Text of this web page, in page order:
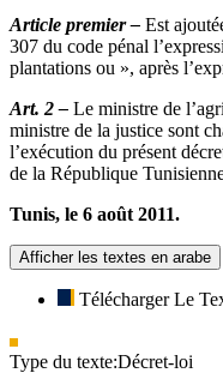
Article premier – Est
307 du code pénal
plantations ou », après
Art. 2 – Le ministre de
ministre de la justice sont
l’exécution du présent
de la République
Tunis, le 6 août 2011.
Afficher les textes en arabe
Télécharger Le
Type du texte:Décret-loi